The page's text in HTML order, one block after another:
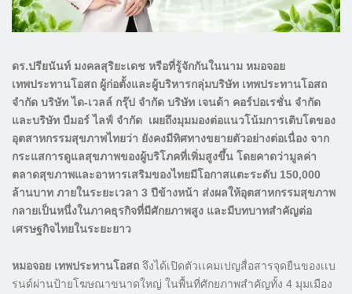
ดร.ปรียนันท์ มงคลสุริยะเดช หรือที่รู้จักกันในนาม หมอจอย
เทพประทานโอสถ ผู้ก่อตั้งและผู้บริหารกลุ่มบริษัท เทพประทานโอสถ
จำกัด บริษัท ได-เวลล์ กรุ๊ป จำกัด บริษัท เจนด้า คอร์ปอเรชั่น จำกัด
และบริษัท บีมอร์ ไลฟ์ จำกัด เผยถึงมุมมองต่อแนวโน้มการเติบโตของ
อุตสาหกรรมสุขภาพไทยว่า ยังคงมีทิศทางขยายตัวอย่างต่อเนื่อง จาก
กระแสการดูแลสุขภาพของผู้บริโภคที่เพิ่มสูงขึ้น โดยคาดว่ามูลค่า
ตลาดสุขภาพและอาหารเสริมของไทยมีโอกาสแตะระดับ 150,000
ล้านบาท ภายในระยะเวลา 3 ปีข้างหน้า ส่งผลให้อุตสาหกรรมสุขภาพ
กลายเป็นหนึ่งในภาคธุรกิจที่มีศักยภาพสูง และมีบทบาทสำคัญต่อ
เศรษฐกิจไทยในระยะยาว
หมอจอย เทพประทานโอสถ จึงได้เปิดตัวเเคมเปญสื่อสารจุดยืนของเเบ
รนด์ผ่านป้ายโฆษณาขนาดใหญ่ ในพื้นที่ศักยภาพสำคัญทั้ง 4 มุมเมือง